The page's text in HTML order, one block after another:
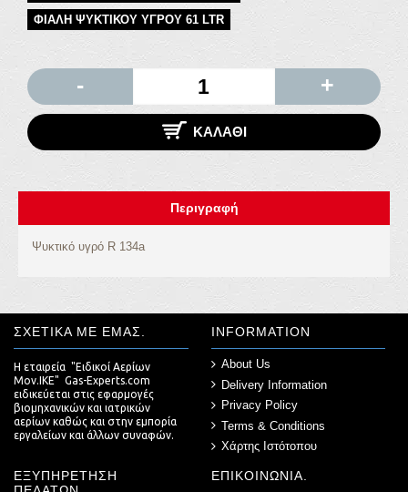
ΦΙΑΛΗ ΨΥΚΤΙΚΟΥ ΥΓΡΟΥ 61 LTR
- +
ΚΑΛΆΘΙ
Περιγραφή
Ψυκτικό υγρό R 134a
ΣΧΕΤΙΚΆ ΜΕ ΕΜΆΣ.
Η εταιρεία "Ειδικοί Αερίων
Μον.ΙΚΕ" Gas-Experts.com
ειδικεύεται στις εφαρμογές
βιομηχανικών και ιατρικών
αερίων καθώς και στην εμπορία
εργαλείων και άλλων συναφών.
INFORMATION
About Us
Delivery Information
Privacy Policy
Terms & Conditions
Χάρτης Ιστότοπου
ΕΞΥΠΗΡΈΤΗΣΗ
ΕΠΙΚΟΙΝΩΝΊΑ.